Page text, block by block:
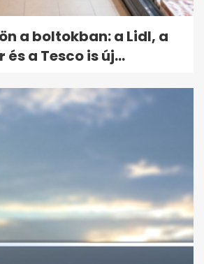
a boltokban: a Lidl, a
és a Tesco is új...